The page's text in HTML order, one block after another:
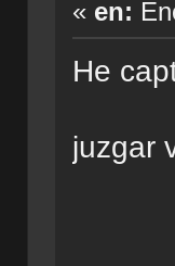
« en:
He
juzgar